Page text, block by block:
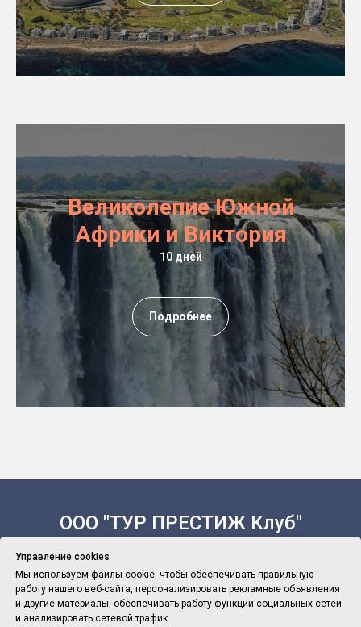
Великолепие Южной
Африки и Виктория
10 дней
Подробнее
ООО "ТУР ПРЕСТИЖ Клуб"
Политика Конфиденциальности
Управление cookies
Мы используем файлы cookie, чтобы обеспечивать правильную
работу нашего веб-сайта, персонализировать рекламные объявления
и другие материалы, обеспечивать работу функций социальных сетей
и анализировать сетевой трафик.